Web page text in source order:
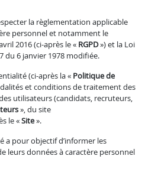
la règlementation applicable
personnel et notamment le
2016 (ci-après le « RGPD») et la Loi
du 6 janvier 1978 modifiée.
(ci-après la « Politique de
et conditions de traitement des
utilisateurs (candidats, recruteurs,
», du site
le «Site».
pour objectif d’informer les
leurs données à caractère personnel